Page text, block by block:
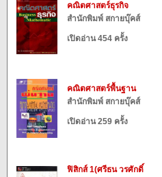
คณิตศาสตร์ธุรกิจ
สำนักพิมพ์ สกายบุ๊คส์
เปิดอ่าน 454 ครั้ง
คณิตศาสตร์พื้นฐาน
สำนักพิมพ์ สกายบุ๊คส์
เปิดอ่าน 259 ครั้ง
ฟิสิกส์ 1(ศรีธน วรศักดิ์